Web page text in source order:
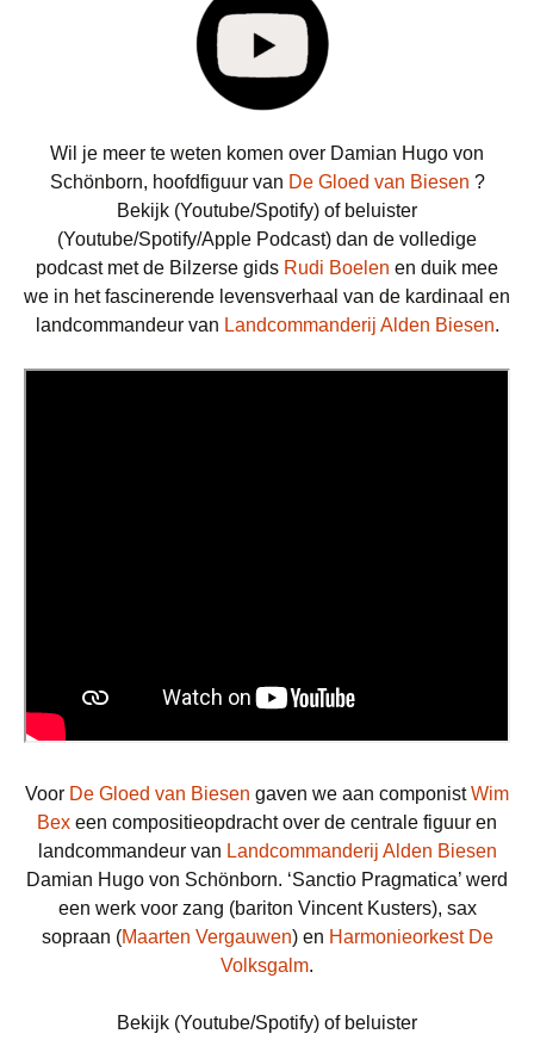
Wil je meer te weten komen over Damian Hugo von
Schönborn, hoofdfiguur van De Gloed van Biesen ?
Bekijk (Youtube/Spotify) of beluister
(Youtube/Spotify/Apple Podcast) dan de volledige
podcast met de Bilzerse gids Rudi Boelen en duik mee
we in het fascinerende levensverhaal van de kardinaal en
landcommandeur van Landcommanderij Alden Biesen.
Voor De Gloed van Biesen gaven we aan componistWim
Bex een compositieopdracht over de centrale figuur en
landcommandeur van Landcommanderij Alden Biesen
Damian Hugo von Schönborn. ‘Sanctio Pragmatica’ werd
een werk voor zang (bariton Vincent Kusters), sax
sopraan (Maarten Vergauwen) en Harmonieorkest De
Volksgalm.
Bekijk (Youtube/Spotify) of beluister